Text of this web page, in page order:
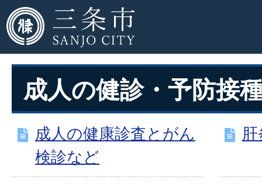
成人の健診・予防接
成人の健康診査とがん
検診など